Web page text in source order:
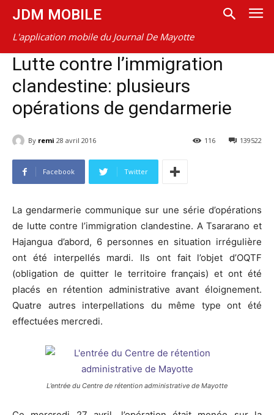
JDM MOBILE
L'application mobile du Journal De Mayotte
Lutte contre l’immigration
clandestine: plusieurs
opérations de gendarmerie
By remi 28 avril 2016 139522
116
Facebook Twitter
La gendarmerie communique sur une série d’opérations
de lutte contre l’immigration clandestine. A Tsararano et
Hajangua d’abord, 6 personnes en situation irrégulière
ont été interpellés mardi. Ils ont fait l’objet d’OQTF
(obligation de quitter le territoire français) et ont été
placés en rétention administrative avant éloignement.
Quatre autres interpellations du même type ont été
effectuées mercredi.
L’entrée du Centre de rétention administrative de Mayotte